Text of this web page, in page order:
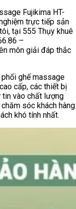
Fujikima HT-
trực tiếp sản
tại 555 Thụy khuê
–
môn giải đáp thắc
ghế massage
cấp, các thiết bị
vào chất lượng
sóc khách hàng
khó tính nhất.